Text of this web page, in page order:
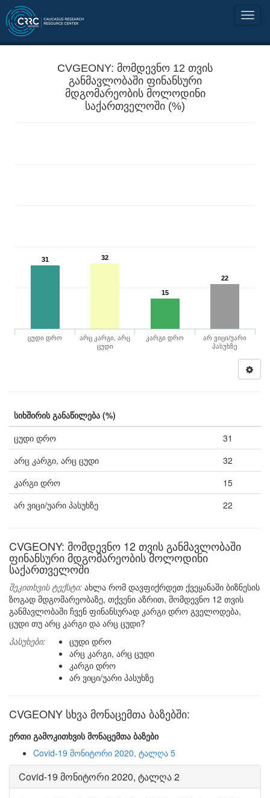
CVGEONY: მომდევნო 12 თვის
განმავლობაში ფინანსური
მდგომარეობის მოლოდინი
საქართველოში (%)
31 32
15
22
ცუდი დრო
არც კარგი, არც
ცუდი
კარგი დრო
არ ვიცი/უარი
პასუხზე
სიხშირის განაწილება (%)
ცუდი დრო
31
არც კარგი, არც ცუდი
32
კარგი დრო
15
არ ვიცი/უარი პასუხზე
22
CVGEONY: მომდევნო 12 თვის განმავლობაში
ფინანსური მდგომარეობის მოლოდინი
საქართველოში
შეკითხვის ტექსტი: ახლა რომ დავფიქრდეთ ქვეყანაში ბიზნესის
ზოგად მდგომარეობაზე, თქვენი აზრით, მომდევნო 12 თვის
განმავლობაში ჩვენ ფინანსურად კარგი დრო გველოდება,
ცუდი თუ არც კარგი და არც ცუდი?
პასუხები:
ცუდი დრო
არც კარგი, არც ცუდი
კარგი დრო
არ ვიცი/უარი პასუხზე
CVGEONY სხვა მონაცემთა ბაზებში:
ერთი გამოკითხვის მონაცემთა ბაზები
Covid-19 მონიტორი 2020, ტალღა 5
Covid-19 მონიტორი 2020, ტალღა 2